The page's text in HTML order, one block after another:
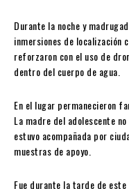
Durante la noche y
inmersiones de localización
reforzaron con el uso de
dentro del cuerpo de agua.
En el lugar permanecieron
La madre del adolescente
estuvo acompañada por
muestras de apoyo.
Fue durante la tarde de